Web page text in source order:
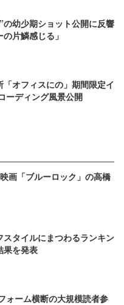
の幼少期ショット公開に反響
片鱗感じる」
オフィスにの」期間限定イ
ーディング風景公開
画「ブルーロック」の高橋
タイルにまつわるランキン
果を発表
ォーム横断の大規模読者参